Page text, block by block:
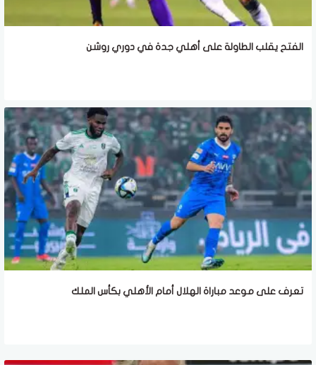
الفتح يقلب الطاولة على أهلي جدة في دوري روشن
تعرف على موعد مباراة الهلال أمام الأهلي بكأس الملك